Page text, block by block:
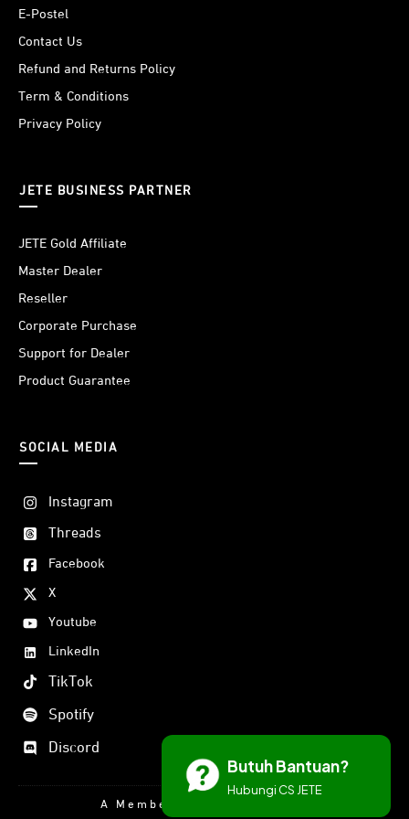
Teknologi TWS pada speaker JETE SM6 memungkinkan
kuat dan merata untuk ruangan yang lebih luas.
E-Postel
Contact Us
Refund and Returns Policy
Term & Conditions
Privacy Policy
JETE BUSINESS PARTNER
JETE Gold Affiliate
Master Dealer
Reseller
Corporate Purchase
Support for Dealer
Product Guarantee
SOCIAL MEDIA
Instagram
Threads
Facebook
X
Youtube
LinkedIn
TikTok
Spotify
Discord
A Member Of DORAN GROUP
Butuh Bantuan?
Hubungi CS JETE